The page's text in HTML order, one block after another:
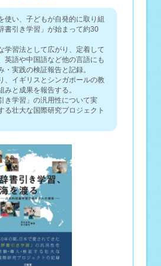
使い、子どもが自発的に取り組
書引き学習」が始まって約30
学習法として広がり、定着して
英語や中国語など他の言語にも
・実践の検証報告と記録。
、イギリスとシンガポールの教
みと成果を報告する。
き学習」の汎用性について実
る壮大な国際研究プロジェクト